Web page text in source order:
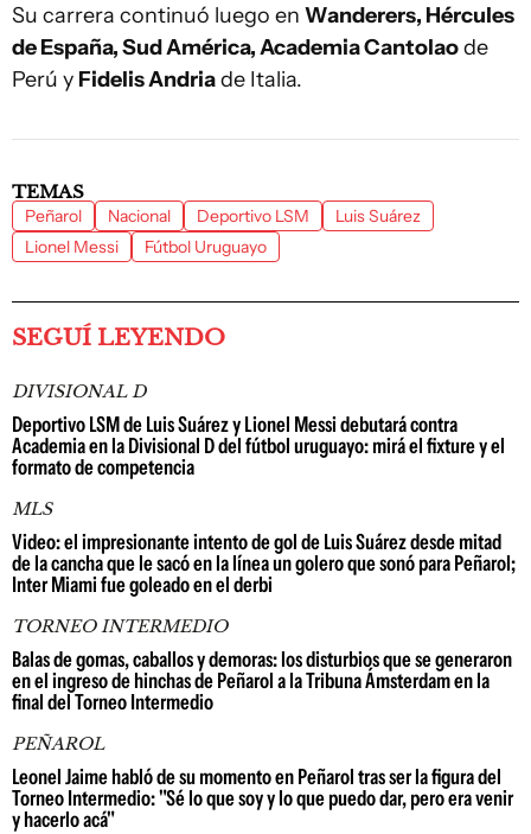
Su carrera continuó luego en Wanderers, Hércules
de España, Sud América, Academia Cantolaode
Perú y Fidelis Andriade Italia.
TEMAS
Peñarol Nacional Deportivo LSM
Luis Suárez
Lionel Messi
Fútbol Uruguayo
SEGUÍ LEYENDO
DIVISIONAL D
Deportivo LSM de Luis Suárez y Lionel Messi debutará contra
Academia en la Divisional D del fútbol uruguayo: mirá el fixture y el
formato de competencia
MLS
Video: el impresionante intento de gol de Luis Suárez desde mitad
de la cancha que le sacó en la línea un golero que sonó para Peñarol;
Inter Miami fue goleado en el derbi
TORNEO INTERMEDIO
Balas de gomas, caballos y demoras: los disturbios que se generaron
en el ingreso de hinchas de Peñarol a la Tribuna Ámsterdam en la
final del Torneo Intermedio
PEÑAROL
Leonel Jaime habló de su momento en Peñarol tras ser la figura del
Torneo Intermedio: "Sé lo que soy y lo que puedo dar, pero era venir
y hacerlo acá"